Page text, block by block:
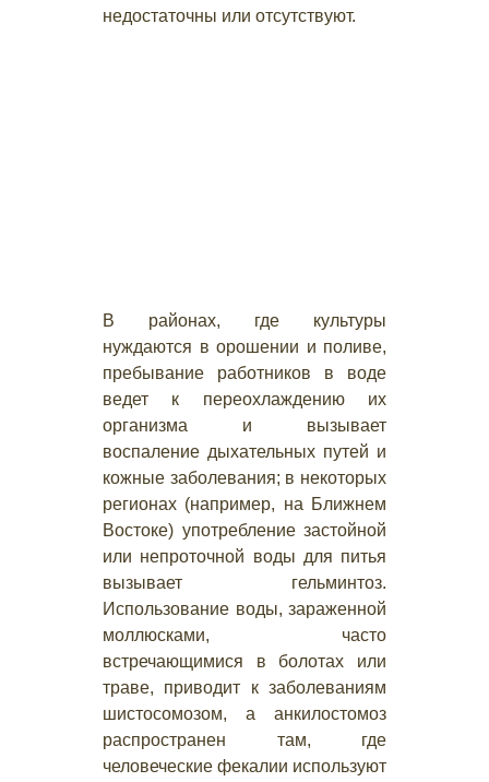
недостаточны или отсутствуют.
В районах, где культуры
нуждаются в орошении и поливе,
пребывание работников в воде
ведет к переохлаждению их
организма и вызывает
воспаление дыхательных путей и
кожные заболевания; в некоторых
регионах (например, на Ближнем
Востоке) употребление застойной
или непроточной воды для питья
вызывает гельминтоз.
Использование воды, зараженной
моллюсками, часто
встречающимися в болотах или
траве, приводит к заболеваниям
шистосомозом, а анкилостомоз
распространен там, где
человеческие фекалии используют